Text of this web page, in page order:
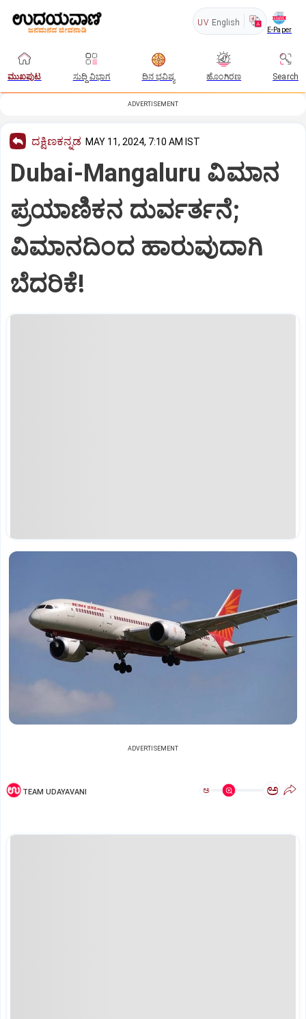
UV English
E-Paper
ಮುಖಪುಟ ಸುದ್ದಿ ವಿಭಾಗ ದಿನ ಭವಿಷ್ಯ ಹೊಂಗಿರಣ Search
ADVERTISEMENT
ದಕ್ಷಿಣಕನ್ನಡ MAY 11, 2024, 7:10 AM IST
Dubai-Mangaluru ವಿಮಾನ
ಪ್ರಯಾಣಿಕನ ದುರ್ವರ್ತನೆ;
ವಿಮಾನದಿಂದ ಹಾರುವುದಾಗಿ
ಬೆದರಿಕೆ!
ADVERTISEMENT
TEAM UDAYAVANI ಅ ಅ